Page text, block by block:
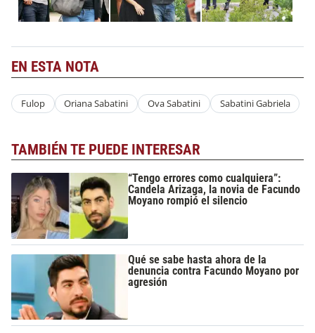
EN ESTA NOTA
Fulop Oriana Sabatini Ova Sabatini Sabatini Gabriela
TAMBIÉN TE PUEDE INTERESAR
“Tengo errores como cualquiera”:
Candela Arizaga, la novia de Facundo
Moyano rompió el silencio
Qué se sabe hasta ahora de la
denuncia contra Facundo Moyano por
agresión